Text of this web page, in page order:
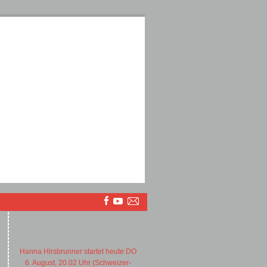
Hanna Hirsbrunner startet heute DO
6. August, 20.02 Uhr (Schweizer-